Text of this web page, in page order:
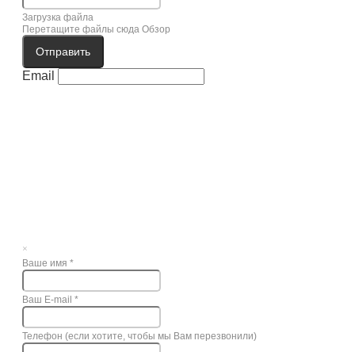
Загрузка файла
Перетащите файлы сюда Обзор
Отправить
Email
×
Ваше имя *
Ваш E-mail *
Телефон (если хотите, чтобы мы Вам перезвонили)